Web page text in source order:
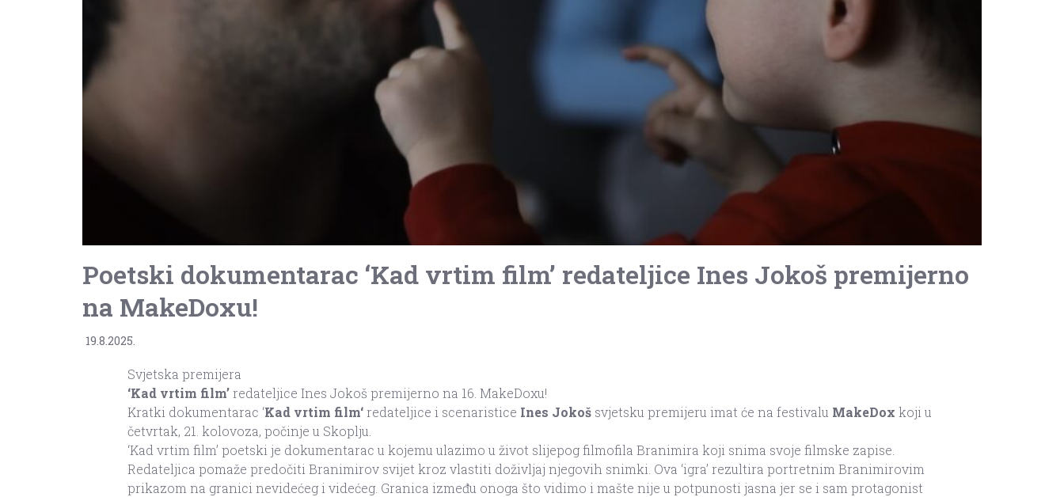
Poetski dokumentarac ‘Kad vrtim film’ redateljice Ines Jokoš premijerno
na MakeDoxu!
19.8.2025.
Svjetska premijera
‘Kad vrtim film’redateljice Ines Jokoš premijerno na 16. MakeDoxu!
Kratki dokumentarac ‘Kad vrtim film‘redateljice i scenaristice Ines Jokošsvjetsku premijeru imat će na festivalu MakeDox koji u
četvrtak, 21. kolovoza, počinje u Skoplju.
‘Kad vrtim film’ poetski je dokumentarac u kojemu ulazimo u život slijepog filmofila Branimira koji snima svoje filmske zapise.
Redateljica pomaže predočiti Branimirov svijet kroz vlastiti doživljaj njegovih snimki. Ova ‘igra’ rezultira portretnim Branimirovim
prikazom na granici nevidećeg i videćeg. Granica između onoga što vidimo i mašte nije u potpunosti jasna jer se i sam protagonist